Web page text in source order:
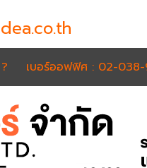
เบอร์ออฟฟิศ : 02-